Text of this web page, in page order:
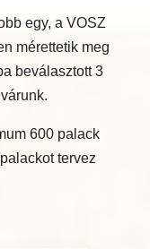
egy, a VOSZ
mérettetik meg
beválasztott 3
600 palack
tervez